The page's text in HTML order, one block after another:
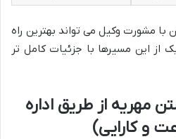
با مشورت وکیل می تواند بهترین راه
از این مسیرها با جزئیات کامل تر
مهریه از طریق اداره
و کارایی)